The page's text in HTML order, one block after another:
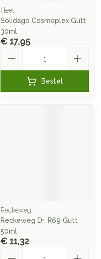
Heel
Solidago Cosmoplex Gutt
30ml
€ 17,95
Bestel
Reckeweg
Reckeweg Dr. R69 Gutt
50ml
€ 11,32